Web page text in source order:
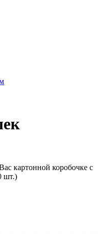
картонной коробочке с
шт.)